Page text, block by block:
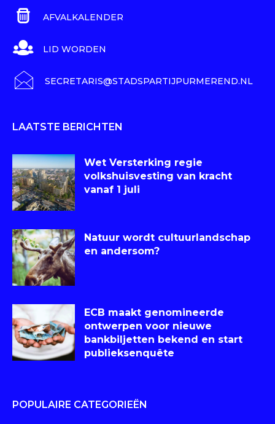
AFVALKALENDER
LID WORDEN
SECRETARIS@STADSPARTIJPURMEREND.NL
LAATSTE BERICHTEN
Wet Versterking regie
volkshuisvesting van kracht
vanaf 1 juli
Natuur wordt cultuurlandschap
en andersom?
ECB maakt genomineerde
ontwerpen voor nieuwe
bankbiljetten bekend en start
publieksenquête
POPULAIRE CATEGORIEËN